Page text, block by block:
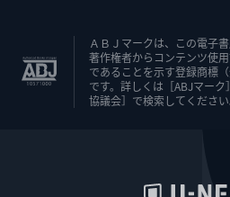
ＡＢＪマークは、この電子
著作権者からコンテンツ使
であることを示す登録商標
です。詳しくは［ABJマー
協議会］で検索してください